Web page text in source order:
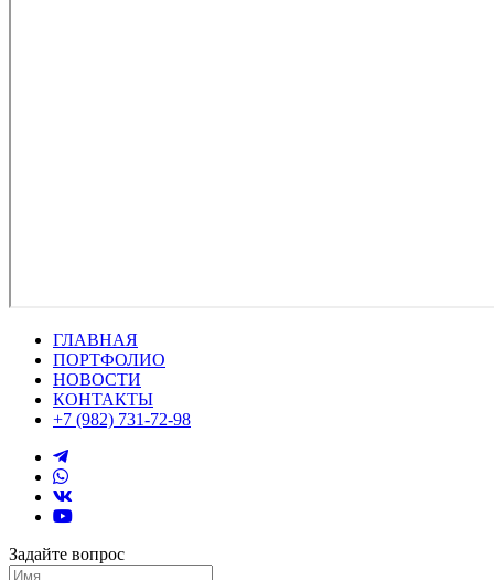
ГЛАВНАЯ
ПОРТФОЛИО
НОВОСТИ
КОНТАКТЫ
+7 (982) 731-72-98
Задайте вопрос